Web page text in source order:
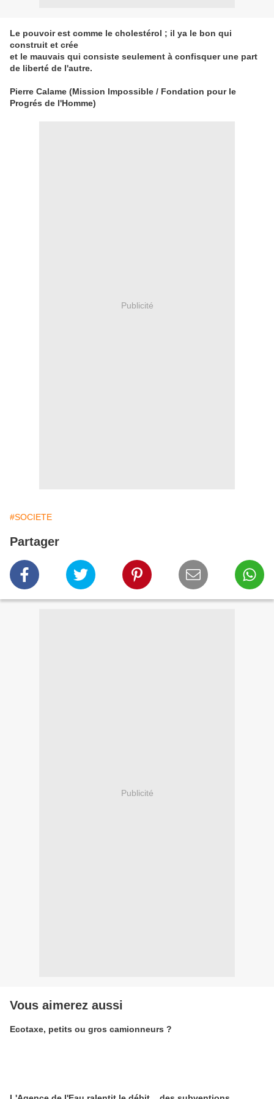
Le pouvoir est comme le cholestérol ; il ya le bon qui
construit et crée
et le mauvais qui consiste seulement à confisquer une part
de liberté de l'autre.
Pierre Calame (Mission Impossible / Fondation pour le
Progrés de l'Homme)
Publicité
#SOCIETE
Partager
Publicité
Vous aimerez aussi
Ecotaxe, petits ou gros camionneurs ?